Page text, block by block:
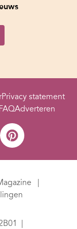
Privacy statement
Adverteren